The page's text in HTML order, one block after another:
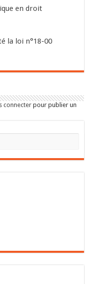
en droit
la loi n°18-00
connecter pour publier un